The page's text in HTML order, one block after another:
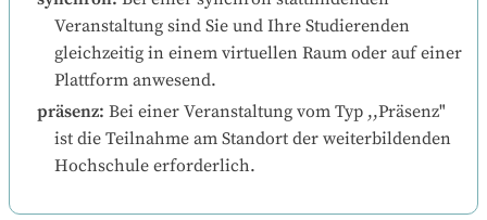
Veranstaltung sind Sie und Ihre Studierenden
gleichzeitig in einem virtuellen Raum oder auf einer
Plattform anwesend.
präsenz: Bei einer Veranstaltung vom Typ ,,Präsenz"
ist die Teilnahme am Standort der weiterbildenden
Hochschule erforderlich.